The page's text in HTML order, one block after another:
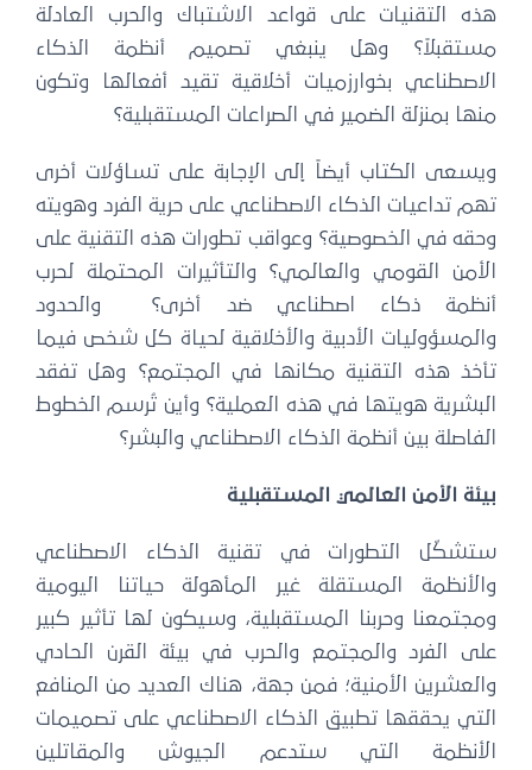
هذه التقنيات على قواعد الاشتباك والحرب العادلة
مستقبلاً؟ وهل ينبغي تصميم أنظمة الذكاء
الاصطناعي بخوارزميات أخلاقية تقيد أفعالها وتكون
منها بمنزلة الضمير في الصراعات المستقبلية؟
ويسعى الكتاب أيضاً إلى الإجابة على تساؤلات أخرى
تهم تداعيات الذكاء الاصطناعي على حرية الفرد وهويته
وحقه في الخصوصية؟ وعواقب تطورات هذه التقنية على
الأمن القومي والعالمي؟ والتأثيرات المحتملة لحرب
أنظمة ذكاء اصطناعي ضد أخرى؟ والحدود
والمسؤوليات الأدبية والأخلاقية لحياة كل شخص فيما
تأخذ هذه التقنية مكانها في المجتمع؟ وهل تفقد
البشرية هويتها في هذه العملية؟ وأين تُرسم الخطوط
الفاصلة بين أنظمة الذكاء الاصطناعي والبشر؟
بيئة الأمن العالمي المستقبلية
ستشكّل التطورات في تقنية الذكاء الاصطناعي
والأنظمة المستقلة غير المأهولة حياتنا اليومية
ومجتمعنا وحربنا المستقبلية، وسيكون لها تأثير كبير
على الفرد والمجتمع والحرب في بيئة القرن الحادي
والعشرين الأمنية؛ فمن جهة، هناك العديد من المنافع
التي يحققها تطبيق الذكاء الاصطناعي على تصميمات
الأنظمة التي ستدعم الجيوش والمقاتلين